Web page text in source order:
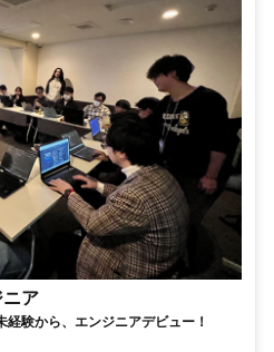
ア
経験から、エンジニアデビュー！